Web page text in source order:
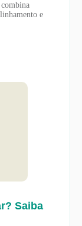
e
Saiba